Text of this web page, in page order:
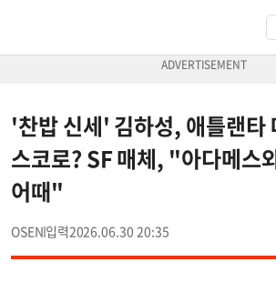
'찬밥 신세' 김하성, 애틀랜타
스코로? SF 매체, "아다메스
어때"
OSEN 2026.06.30 20:35